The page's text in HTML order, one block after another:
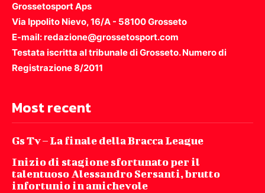
Grossetosport Aps
Via Ippolito Nievo, 16/A - 58100 Grosseto
E-mail: redazione@grossetosport.com
Testata iscritta al tribunale di Grosseto. Numero di
Registrazione 8/2011
Most recent
Gs Tv – La finale della Bracca League
Inizio di stagione sfortunato per il
talentuoso Alessandro Sersanti, brutto
infortunio in amichevole